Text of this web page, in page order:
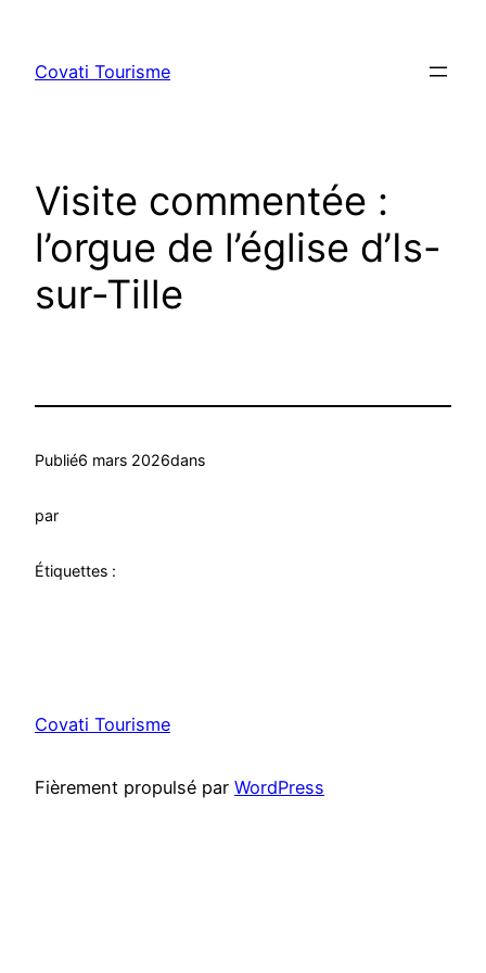
contenu
Covati Tourisme
Visite commentée :
l’orgue de l’église d’Is-
sur-Tille
Publié6 mars 2026dans
par
Étiquettes :
Covati Tourisme
Fièrement propulsé par WordPress